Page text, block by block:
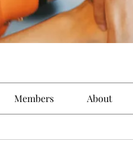
Members About